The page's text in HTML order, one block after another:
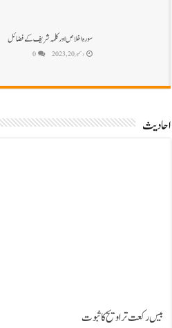
سورہ اخلاص اور کلمہ شریف کے فضائل
دسمبر 20, 2023 0
احادیث
بیس رکعت تراویح کا ثبوت